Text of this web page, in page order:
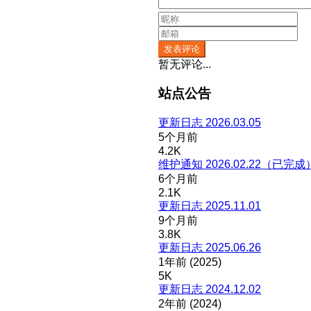
发表评论
暂无评论...
站点公告
更新日志 2026.03.05
5个月前
4.2K
维护通知 2026.02.22（已完成
6个月前
2.1K
更新日志 2025.11.01
9个月前
3.8K
更新日志 2025.06.26
1年前 (2025)
5K
更新日志 2024.12.02
2年前 (2024)